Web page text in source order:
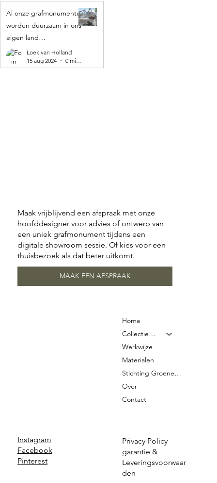
Al onze grafmonumenten
worden duurzaam in ons
eigen land
geproduceerd! 🌍
Loek van Holland
15 aug 2024
0 minuten om te lezen
Instagram
Facebook
Pinterest
Privacy Policy
garantie &
Leveringsvoorwaar
den
Home
Collectie & Prijzen
Werkwijze
Materialen
Stichting Groene Graven
Over
Contact
Maak vrijblijvend een afspraak met onze
hoofddesigner voor advies of ontwerp van
een uniek grafmonument tijdens een
digitale showroom sessie. Of kies voor een
thuisbezoek als dat beter uitkomt.
MAAK EEN AFSPRAAK